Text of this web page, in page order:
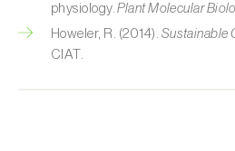
Crisântemo (
physiology.Plant Molecular
Howeler, R. (2014). Sustainable
CIAT.